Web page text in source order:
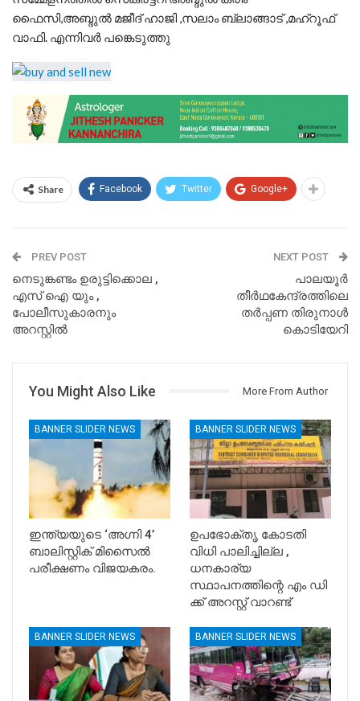
ഫൈസി,അബ്ദുല്‍ മജീദ് ഹാജി ,സലാം ബ്ലാങ്ങാട് ,മഹ്റൂഫ്
വാഫി. എന്നിവർ പങ്കെടുത്തു
Share Facebook Twitter Google+
PREV POST
നെടുങ്കണ്ടം ഉരുട്ടിക്കൊല ,
എസ് ഐ യും ,
പോലീസുകാരനും
അറസ്റ്റിൽ
NEXT POST
പാലയൂര്‍
തീര്‍ഥകേന്ദ്രത്തിലെ
തര്‍പ്പണ തിരുനാള്‍
കൊടിയേറി
You Might Also Like More From Author
BANNER SLIDER NEWS
ഇന്ത്യയുടെ ‘അഗ്നി 4’
ബാലിസ്റ്റിക് മിസൈൽ
പരീക്ഷണം വിജയകരം.
BANNER SLIDER NEWS
ഉപഭോക്തൃ കോടതി
വിധി പാലിച്ചില്ല ,
ധനകാര്യ
സ്ഥാപനത്തിന്റെ എം ഡി
ക്ക് അറസ്റ്റ് വാറണ്ട്
BANNER SLIDER NEWS BANNER SLIDER NEWS